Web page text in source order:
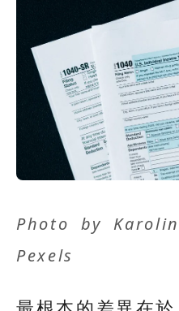
Photo by
Pexels